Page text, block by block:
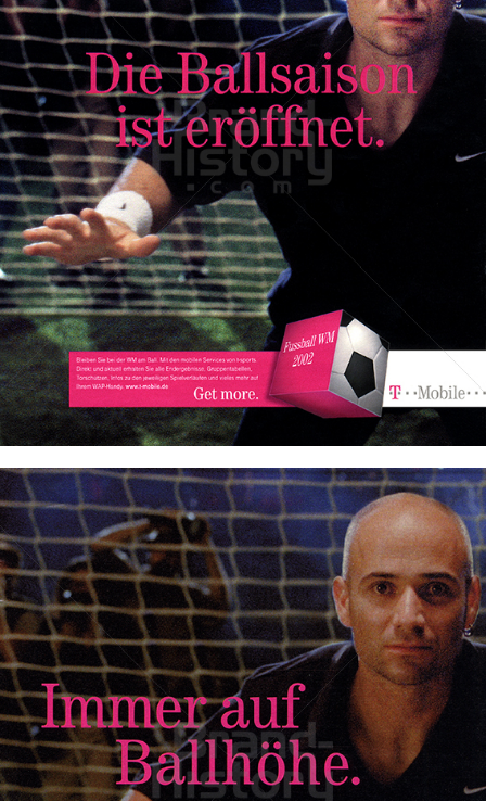
T-Mobile Deutschland
T-Mobile Deutschland GmbH
2002
Bild-ID: 45306